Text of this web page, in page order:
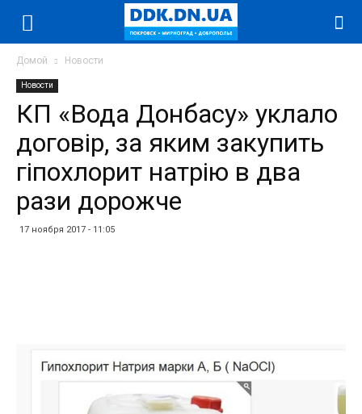
Домой Новости
Новости
КП «Вода Донбасу» уклало
договір, за яким закупить
гіпохлорит натрію в два
рази дорожче
17 ноября 2017 - 11:05